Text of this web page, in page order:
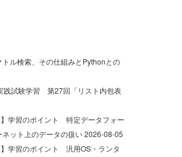
ル検索、その仕組みとPythonとの
践試験学習 第27回「リスト内包表
】学習のポイント 特定データフォー
ット上のデータの扱い2026-08-05
】学習のポイント 汎用OS・ランタ